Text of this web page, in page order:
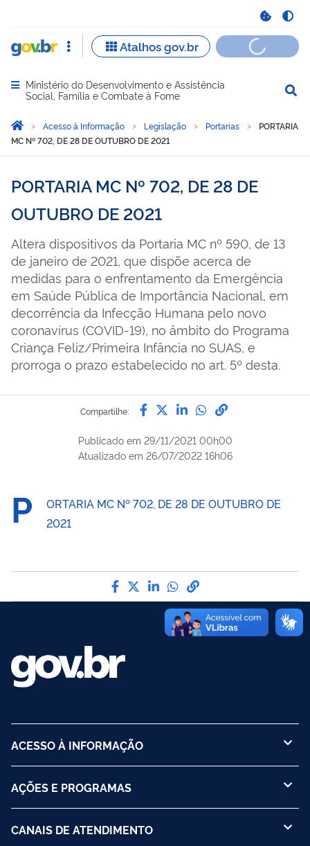
Abrir menu principal de navegação
Ministério do Desenvolvimento e Assistência
Social, Família e Combate à Fome
Você está aqui:
Página Inicial
Acesso à Informação Legislação Portarias
PORTARIA
MC Nº 702, DE 28 DE OUTUBRO DE 2021
PORTARIA MC Nº 702, DE 28 DE
OUTUBRO DE 2021
Altera dispositivos da Portaria MC nº 590, de 13
de janeiro de 2021, que dispõe acerca de
medidas para o enfrentamento da Emergência
em Saúde Pública de Importância Nacional, em
decorrência da Infecção Humana pelo novo
coronavírus (COVID-19), no âmbito do Programa
Criança Feliz/Primeira Infância no SUAS, e
prorroga o prazo estabelecido no art. 5º desta.
Compartilhe: Compartilhe por Facebook
Compartilhe por Twitter
Compartilhe por
Compartilhe
link para
Publicado em 29/11/2021 00h00
Atualizado em 26/07/2022 16h06
P
ORTARIA MC Nº 702, DE 28 DE OUTUBRO DE
2021
Compartilhe por Facebook
Compartilhe por Twitter
Compartilhe por
Compartilhe por
link para Copiar
ACESSO À INFORMAÇÃO
AÇÕES E PROGRAMAS
CANAIS DE ATENDIMENTO